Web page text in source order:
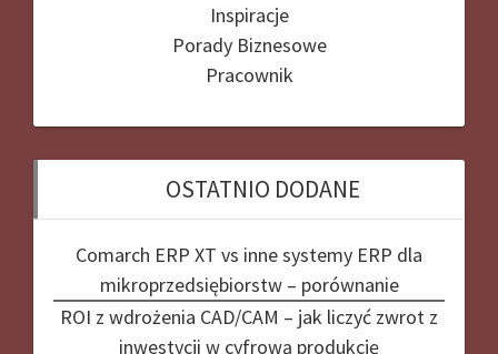
Inspiracje
Porady Biznesowe
Pracownik
OSTATNIO DODANE
Comarch ERP XT vs inne systemy ERP dla
mikroprzedsiębiorstw – porównanie
ROI z wdrożenia CAD/CAM – jak liczyć zwrot z
inwestycji w cyfrową produkcję